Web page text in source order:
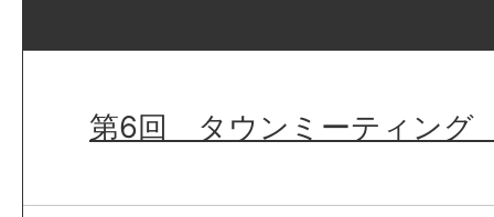
第6回 タウンミーティング